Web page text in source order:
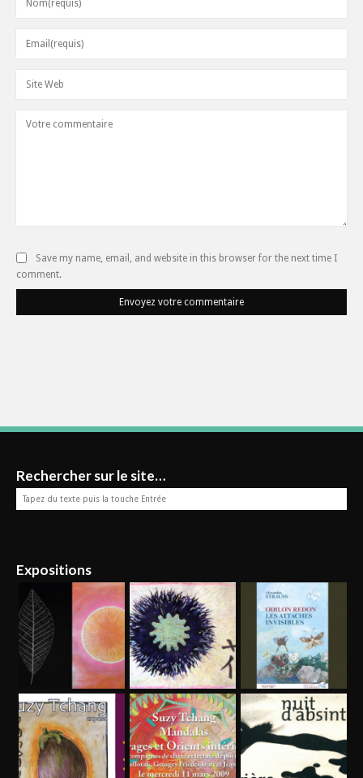
Save my name, email, and website in this browser for the next time I
comment.
Envoyez votre commentaire
Rechercher sur le site…
Expositions